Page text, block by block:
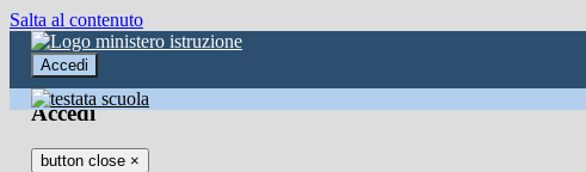
Salta al contenuto
Accedi
Accedi
button close ×